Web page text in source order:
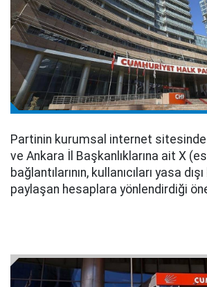
Partinin kurumsal internet sitesinde
ve Ankara İl Başkanlıklarına ait X
bağlantılarının, kullanıcıları yasa
paylaşan hesaplara yönlendirdiği